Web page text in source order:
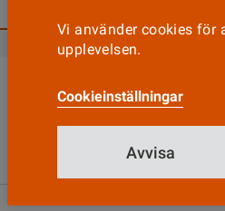
Vi använder cookies för
upplevelsen.
Cookieinställningar
Avvisa